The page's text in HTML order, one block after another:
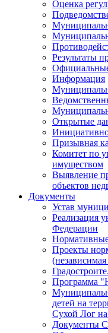
Оценка
Результаты
Информация
Открытые
Призывная
Комитет по
имуществом
Выявление
объектов
Документы
Устав
Реализация
Федерации
Проекты
Программа
детей на
Сухой Лог
Документы